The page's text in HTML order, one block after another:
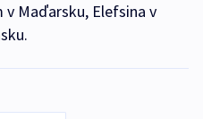
Maďarsku, Elefsina v